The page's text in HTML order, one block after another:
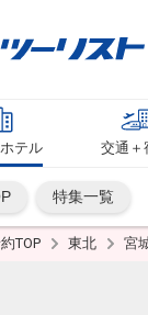
テル 交通＋
特集一覧
TOP 東北 宮